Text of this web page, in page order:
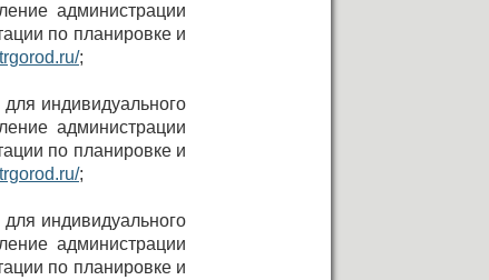
администрации
по планировке и
;
индивидуального
администрации
по планировке и
;
индивидуального
администрации
по планировке и